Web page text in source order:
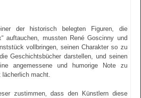
der historisch belegten Figuren, die
auftauchen, mussten René Goscinny und
vollbringen, seinen Charakter so zu
Geschichtsbücher darstellen, und seinen
angemessene und humorige Note zu
lächerlich macht.
zustimmen, dass den Künstlern diese